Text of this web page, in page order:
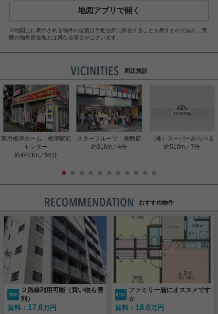
地図アプリで開く
※地図上に表示される物件の位置は付近住所に所在することを表すものであり、実
際の物件所在地とは異なる場合がございます。
周辺施設
実用根津ホーム 根津駅前
センター
約4451m／56分
スターフルーツ 巣鴨店
約316m／4分
（株）スーパーみらべる
約510m／7分
おすすめ物件
２路線利用可能（買い物も便
利）
賃料： 17.6万円
ファミリー層にオススメです
☆
賃料： 18.6万円